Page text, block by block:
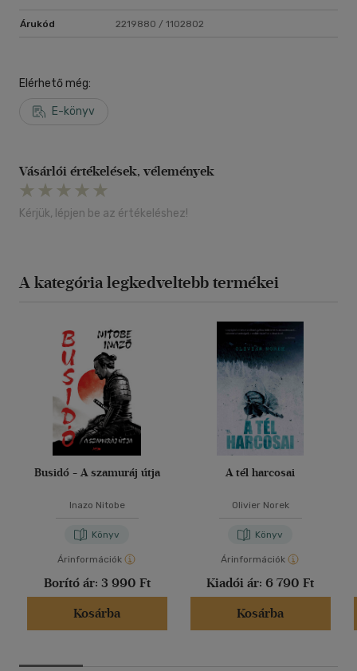
Árukód 2219880 / 1102802
Elérhető még:
E-könyv
Vásárlói értékelések, vélemények
Kérjük, lépjen be az értékeléshez!
A kategória legkedveltebb termékei
Busidó - A szamuráj útja
Inazo Nitobe
Könyv
Árinformációk
Borító ár: 3 990 Ft
Kosárba
A tél harcosai
Olivier Norek
Könyv
Árinformációk
Kiadói ár: 6 790 Ft
Kosárba